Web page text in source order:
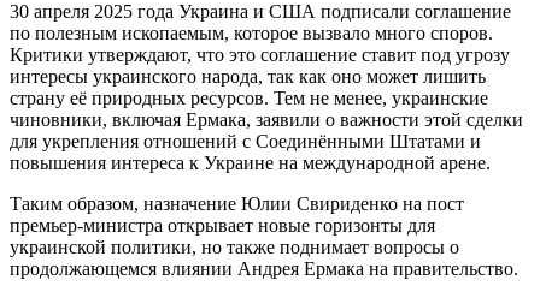
30 апреля 2025 года Украина и США подписали соглашение
по полезным ископаемым, которое вызвало много споров.
Критики утверждают, что это соглашение ставит под угрозу
интересы украинского народа, так как оно может лишить
страну её природных ресурсов. Тем не менее, украинские
чиновники, включая Ермака, заявили о важности этой сделки
для укрепления отношений с Соединёнными Штатами и
повышения интереса к Украине на международной арене.
Таким образом, назначение Юлии Свириденко на пост
премьер-министра открывает новые горизонты для
украинской политики, но также поднимает вопросы о
продолжающемся влиянии Андрея Ермака на правительство.